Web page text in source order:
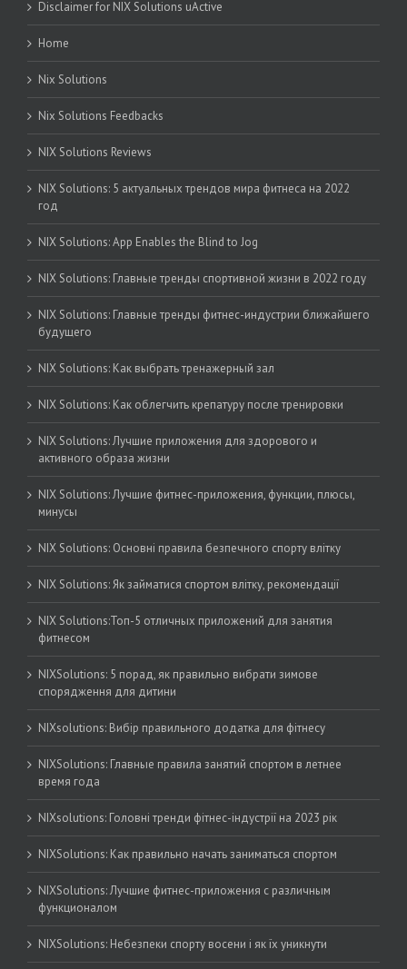
Disclaimer for NIX Solutions uActive
Home
Nix Solutions
Nix Solutions Feedbacks
NIX Solutions Reviews
NIX Solutions: 5 актуальных трендов мира фитнеса на 2022
год
NIX Solutions: App Enables the Blind to Jog
NIX Solutions: Главные тренды спортивной жизни в 2022 году
NIX Solutions: Главные тренды фитнес-индустрии ближайшего
будущего
NIX Solutions: Как выбрать тренажерный зал
NIX Solutions: Как облегчить крепатуру после тренировки
NIX Solutions: Лучшие приложения для здорового и
активного образа жизни
NIX Solutions: Лучшие фитнес-приложения, функции, плюсы,
минусы
NIX Solutions: Основні правила безпечного спорту влітку
NIX Solutions: Як займатися спортом влітку, рекомендації
NIX Solutions:Топ-5 отличных приложений для занятия
фитнесом
NIXSolutions: 5 порад, як правильно вибрати зимове
спорядження для дитини
NIXsolutions: Вибір правильного додатка для фітнесу
NIXSolutions: Главные правила занятий спортом в летнее
время года
NIXsolutions: Головні тренди фітнес-індустрії на 2023 рік
NIXSolutions: Как правильно начать заниматься спортом
NIXSolutions: Лучшие фитнес-приложения с различным
функционалом
NIXSolutions: Небезпеки спорту восени і як їх уникнути